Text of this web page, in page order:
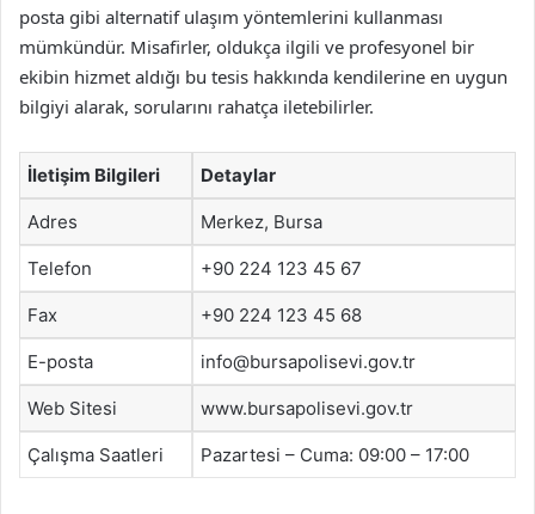
posta gibi alternatif ulaşım yöntemlerini kullanması
mümkündür. Misafirler, oldukça ilgili ve profesyonel bir
ekibin hizmet aldığı bu tesis hakkında kendilerine en uygun
bilgiyi alarak, sorularını rahatça iletebilirler.
İletişim Bilgileri Detaylar
Adres Merkez, Bursa
Telefon +90 224 123 45 67
Fax +90 224 123 45 68
E-posta info@bursapolisevi.gov.tr
Web Sitesi www.bursapolisevi.gov.tr
Çalışma Saatleri Pazartesi – Cuma: 09:00 – 17:00